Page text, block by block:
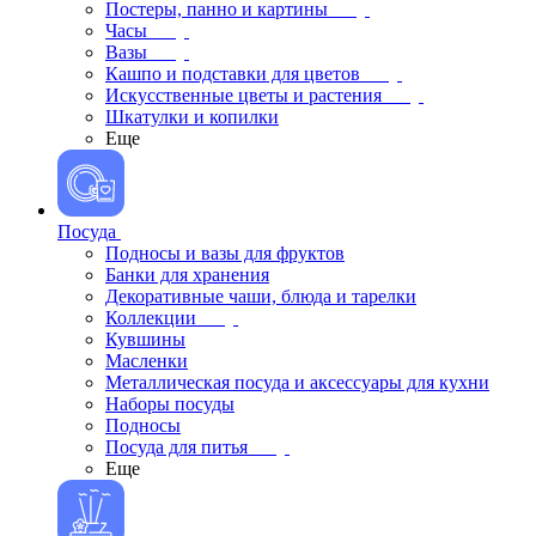
Постеры, панно и картины
Часы
Вазы
Кашпо и подставки для цветов
Искусственные цветы и растения
Шкатулки и копилки
Еще
Посуда
Подносы и вазы для фруктов
Банки для хранения
Декоративные чаши, блюда и тарелки
Коллекции
Кувшины
Масленки
Металлическая посуда и аксессуары для кухни
Наборы посуды
Подносы
Посуда для питья
Еще